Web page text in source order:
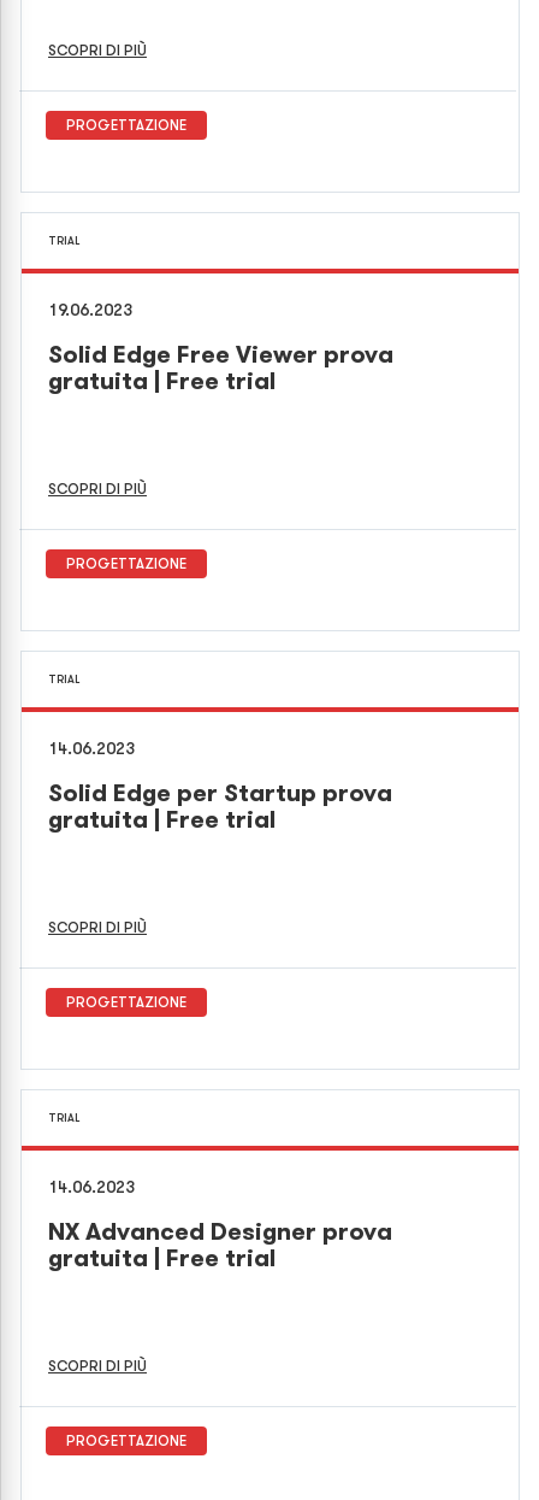
SCOPRI DI PIÙ
PROGETTAZIONE
TRIAL
19.06.2023
Solid Edge Free Viewer prova
gratuita | Free trial
SCOPRI DI PIÙ
PROGETTAZIONE
TRIAL
14.06.2023
Solid Edge per Startup prova
gratuita | Free trial
SCOPRI DI PIÙ
PROGETTAZIONE
TRIAL
14.06.2023
NX Advanced Designer prova
gratuita | Free trial
SCOPRI DI PIÙ
PROGETTAZIONE